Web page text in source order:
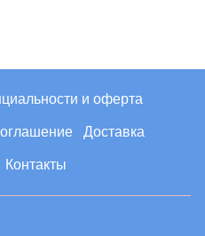
и оферта
Доставка
Контакты